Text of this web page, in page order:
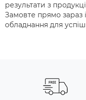
результати з
Замовте прямо зараз
обладнання для